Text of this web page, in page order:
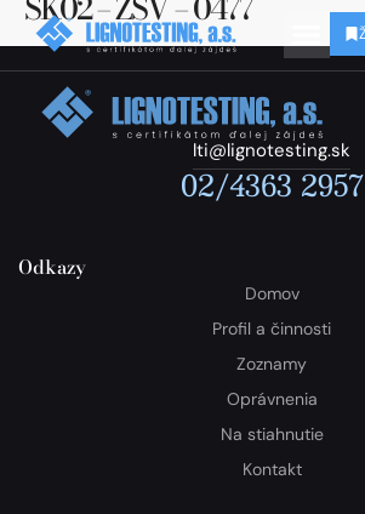
lti@lignotesting.sk
02/4363 2957
Odkazy
Domov
Profil a činnosti
Zoznamy
Oprávnenia
Na stiahnutie
Kontakt